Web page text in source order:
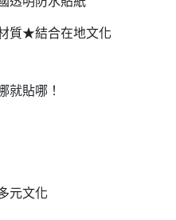
質★結合在地文化
就貼哪！
元文化